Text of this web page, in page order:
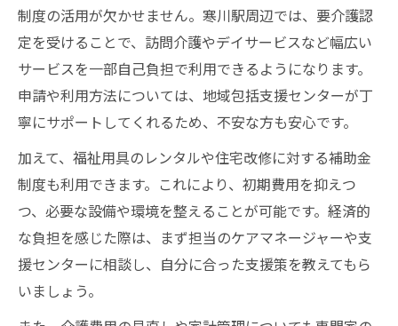
制度の活用が欠かせません。寒川駅周辺では、要介護認
定を受けることで、訪問介護やデイサービスなど幅広い
サービスを一部自己負担で利用できるようになります。
申請や利用方法については、地域包括支援センターが丁
寧にサポートしてくれるため、不安な方も安心です。
加えて、福祉用具のレンタルや住宅改修に対する補助金
制度も利用できます。これにより、初期費用を抑えつ
つ、必要な設備や環境を整えることが可能です。経済的
な負担を感じた際は、まず担当のケアマネージャーや支
援センターに相談し、自分に合った支援策を教えてもら
いましょう。